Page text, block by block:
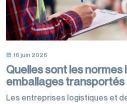
16 juin 2026
Quelles sont les normes
emballages transportés
Les entreprises logistiques et